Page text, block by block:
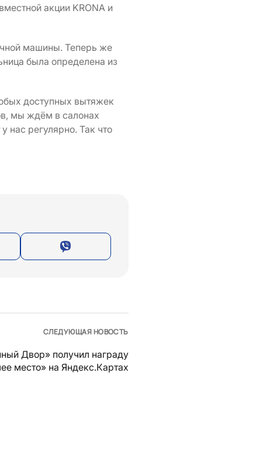
акции KRONA и
машины. Теперь же
была определена из
доступных вытяжек
мы ждём в салонах
нас регулярно. Так что
СЛЕДУЮЩАЯ НОВОСТЬ
Двор» получил награду
место» на Яндекс.Картах